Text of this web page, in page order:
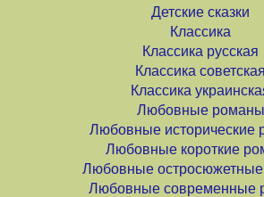
Детские сказки
Классика
Классика русская
Классика советская
Классика
Любовные романы
Любовные исторические
Любовные короткие
Любовные
Любовные современные